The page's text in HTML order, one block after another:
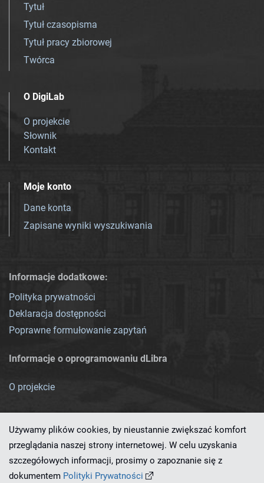
Tytuł
Tytuł czasopisma
Tytuł pracy zbiorowej
Twórca
O DigiLab
O projekcie
Słownik
Kontakt
Moje konto
Dane konta
Zapisane wyniki wyszukiwania
Informacje dodatkowe:
Polityka prywatności
Deklaracja dostępności
Poprawne formułowanie zapytań
Informacje o oprogramowaniu dLibra
O projekcie
Ten serwis działa dzięki oprogramowaniu
Używamy plików cookies, by nieustannie zwiększać komfort
przeglądania naszej strony internetowej. W celu uzyskania
szczegółowych informacji, prosimy o zapoznanie się z
dokumentem Polityki Prywatności